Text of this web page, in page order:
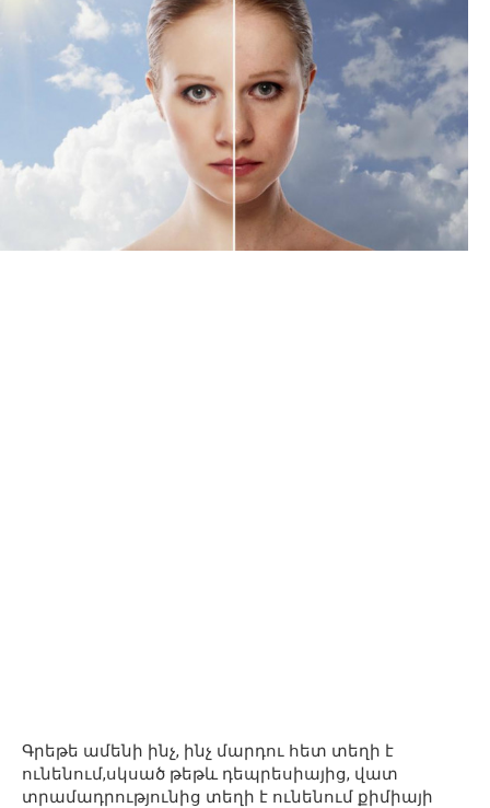
Գրեթե ամենի ինչ, ինչ մարդու հետ տեղի է
ունենում,սկսած թեթև դեպրեսիայից, վատ
տրամադրությունից տեղի է ունենում քիմիայի